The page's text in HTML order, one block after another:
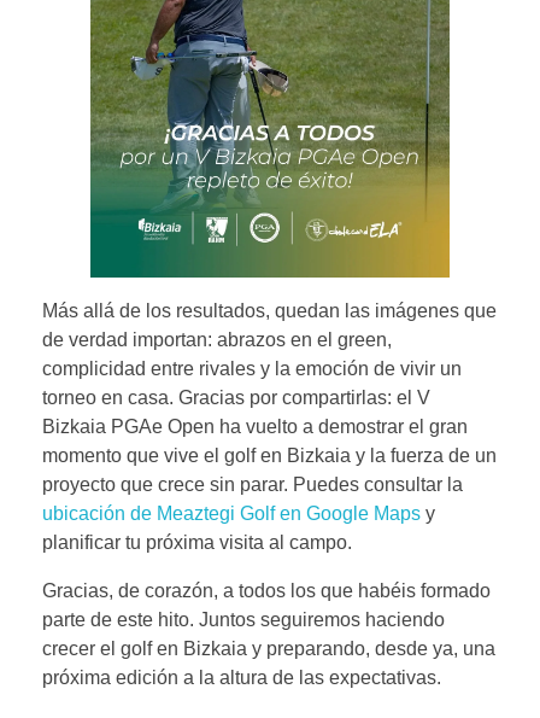
Más allá de los resultados, quedan las imágenes que
de verdad importan: abrazos en el green,
complicidad entre rivales y la emoción de vivir un
torneo en casa. Gracias por compartirlas: el V
Bizkaia PGAe Open ha vuelto a demostrar el gran
momento que vive el golf en Bizkaia y la fuerza de un
proyecto que crece sin parar. Puedes consultar la
ubicación de Meaztegi Golf en Google Maps y
planificar tu próxima visita al campo.
Gracias, de corazón, a todos los que habéis formado
parte de este hito. Juntos seguiremos haciendo
crecer el golf en Bizkaia y preparando, desde ya, una
próxima edición a la altura de las expectativas.